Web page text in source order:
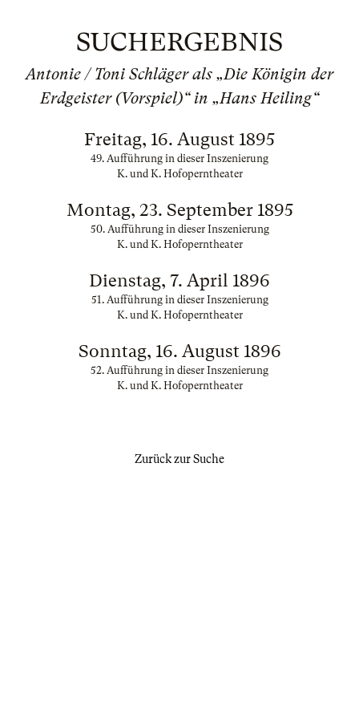
SUCHERGEBNIS
Antonie / Toni Schläger als „Die Königin der
Erdgeister (Vorspiel)“ in „Hans Heiling“
Freitag, 16. August 1895
49. Aufführung in dieser Inszenierung
K. und K. Hofoperntheater
Montag, 23. September 1895
50. Aufführung in dieser Inszenierung
K. und K. Hofoperntheater
Dienstag, 7. April 1896
51. Aufführung in dieser Inszenierung
K. und K. Hofoperntheater
Sonntag, 16. August 1896
52. Aufführung in dieser Inszenierung
K. und K. Hofoperntheater
Zurück zur Suche